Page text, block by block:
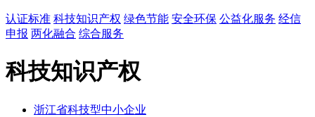
认证标准 科技知识产权 绿色节能 安全环保 公益化服务 经信
申报 两化融合 综合服务
科技知识产权
浙江省科技型中小企业